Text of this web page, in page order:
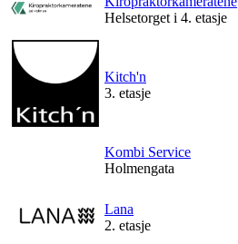
Helsetorget i 4. etasje
Kitch'n
3. etasje
Kombi Service
Holmengata
Lana
2. etasje